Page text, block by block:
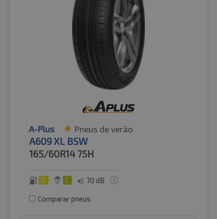
A-Plus Pneus de verão
A609 XL BSW
165/60R14 75H
D C 70 dB
Comparar pneus